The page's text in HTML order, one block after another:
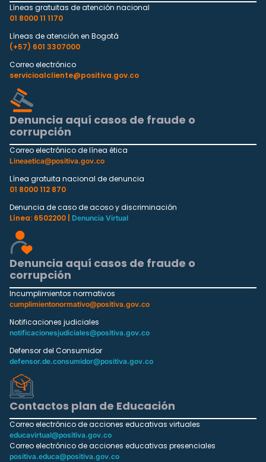
Líneas gratuitas de atención nacional
01 8000 11 1170
Líneas de atención en Bogotá
(+57) 601 3307000
Correo electrónico
servicioalcliente@positiva.gov.co
Denuncia aquí casos de fraude o
corrupción
Correo electrónico de línea ética
Lineaetica@positiva.gov.co
Línea gratuita nacional de denuncia
01 8000 112 870
Denuncia de caso de acoso y discriminación
Línea: 6502200 |
Denuncia Virtual
Denuncia aquí casos de fraude o
corrupción
Incumplimientos normativos
cumplimientonormativo@positiva.gov.co
Notificaciones judiciales
notificacionesjudiciales@positiva.gov.co
Defensor del Consumidor
defensor.de.consumidor@positiva.gov.co
Contactos plan de Educación
Correo electrónico de acciones educativas virtuales
educavirtual@positiva.gov.co
Correo electrónico de acciones educativas presenciales
positiva.educa@positiva.gov.co